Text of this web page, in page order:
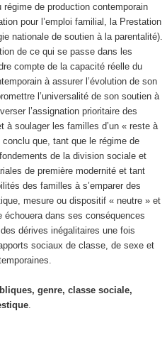
de production contemporain
pour l’emploi familial, la Prestation
nationale de soutien à la parentalité).
de ce qui se passe dans les
compte de la capacité réelle du
à assurer l’évolution de son
l’universalité de son soutien à
l’assignation prioritaire des
soulager les familles d’un « reste à
que, tant que le régime de
de la division sociale et
de première modernité et tant
des familles à s’emparer des
mesure ou dispositif « neutre » et
dans ses conséquences
dérives inégalitaires une fois
sociaux de classe, de sexe et
genre, classe sociale,
.